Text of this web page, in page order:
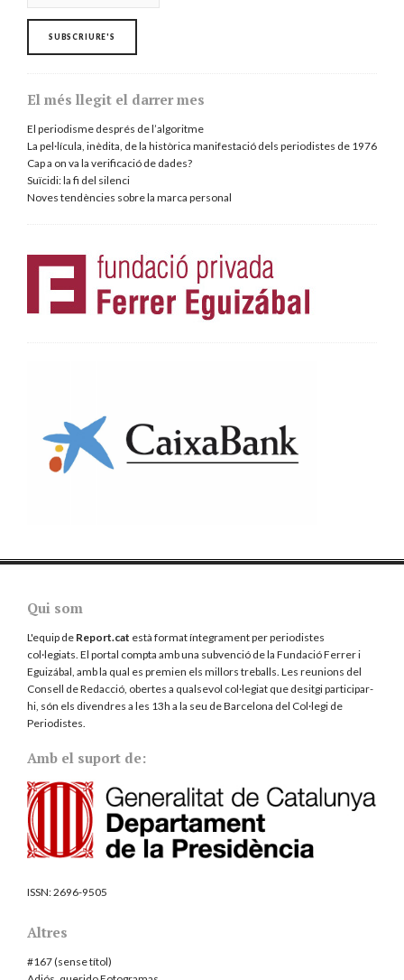
El més llegit el darrer mes
El periodisme després de l’algoritme
La pel·lícula, inèdita, de la històrica manifestació dels periodistes de 1976
Cap a on va la verificació de dades?
Suïcidi: la fi del silenci
Noves tendències sobre la marca personal
Qui som
L'equip de Report.cat està format íntegrament per periodistes
col·legiats. El portal compta amb una subvenció de la Fundació Ferrer i
Eguizábal, amb la qual es premien els millors treballs. Les reunions del
Consell de Redacció, obertes a qualsevol col·legiat que desitgi participar-
hi, són els divendres a les 13h a la seu de Barcelona del Col·legi de
Periodistes
Amb el suport de:
ISSN:2696-9505
Altres
#167 (sense títol)